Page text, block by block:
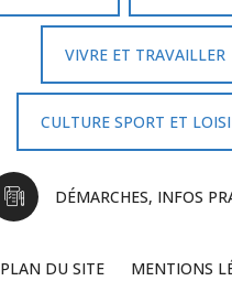
VIVRE ET TRAVAILLER
CULTURE SPORT ET
DÉMARCHES, INFOS
PLAN DU SITE MENTIONS